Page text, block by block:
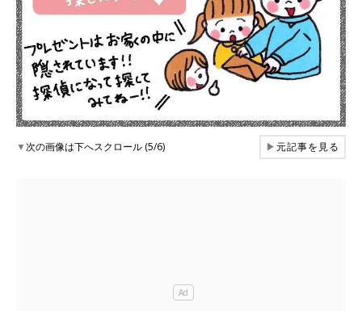
▼次の画像は下へスクロール (5/6) ▶元記事を見る